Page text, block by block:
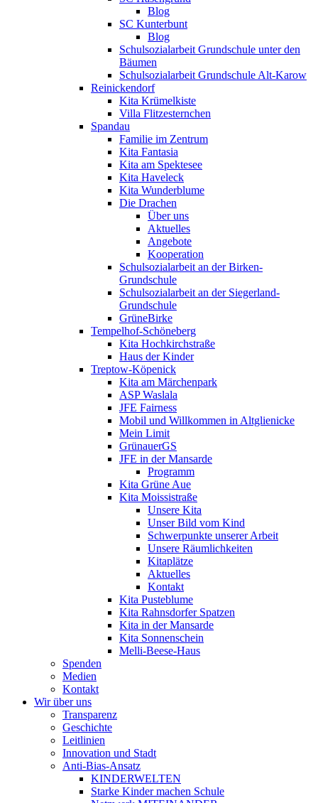
Blog
SC Kunterbunt
Blog
Schulsozialarbeit Grundschule unter den
Bäumen
Schulsozialarbeit Grundschule Alt-Karow
Reinickendorf
Kita Krümelkiste
Villa Flitzesternchen
Spandau
Familie im Zentrum
Kita Fantasia
Kita am Spektesee
Kita Haveleck
Kita Wunderblume
Die Drachen
Über uns
Aktuelles
Angebote
Kooperation
Schulsozialarbeit an der Birken-
Grundschule
Schulsozialarbeit an der Siegerland-
Grundschule
GrüneBirke
Tempelhof-Schöneberg
Kita Hochkirchstraße
Haus der Kinder
Treptow-Köpenick
Kita am Märchenpark
ASP Waslala
JFE Fairness
Mobil und Willkommen in Altglienicke
Mein Limit
GrünauerGS
JFE in der Mansarde
Programm
Kita Grüne Aue
Kita Moissistraße
Unsere Kita
Unser Bild vom Kind
Schwerpunkte unserer Arbeit
Unsere Räumlichkeiten
Kitaplätze
Aktuelles
Kontakt
Kita Pusteblume
Kita Rahnsdorfer Spatzen
Kita in der Mansarde
Kita Sonnenschein
Melli-Beese-Haus
Spenden
Medien
Kontakt
Wir über uns
Transparenz
Geschichte
Leitlinien
Innovation und Stadt
Anti-Bias-Ansatz
KINDERWELTEN
Starke Kinder machen Schule